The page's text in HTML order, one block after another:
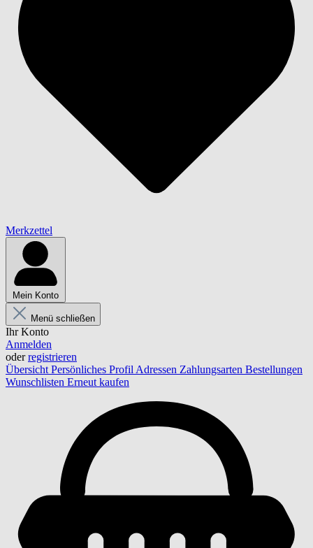
Merkzettel
Mein Konto
Menü schließen
Ihr Konto
Anmelden
oderregistrieren
Übersicht Persönliches Profil Adressen Zahlungsarten Bestellungen
Wunschlisten Erneut kaufen